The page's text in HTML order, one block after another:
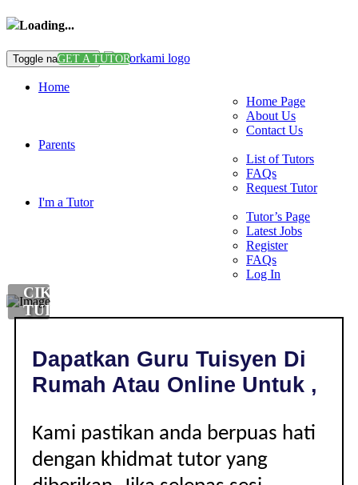
Loading...
Toggle navigationGET A TUTOR
Home
Home Page
About Us
Contact Us
Parents
List of Tutors
FAQs
Request Tutor
I'm a Tutor
Tutor’s Page
Latest Jobs
Register
FAQs
Log In
CIKGU
TUISYEN
Dapatkan Guru Tuisyen Di
Rumah Atau Online Untuk ,
Kami pastikan anda berpuas hati
dengan khidmat tutor yang